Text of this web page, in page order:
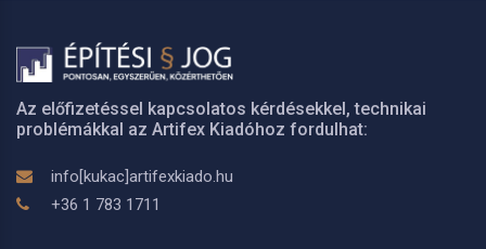
Az előfizetéssel kapcsolatos kérdésekkel, technikai
problémákkal az Artifex Kiadóhoz fordulhat:
info[kukac]artifexkiado.hu
+36 1 783 1711